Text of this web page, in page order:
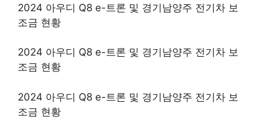
2024 아우디 Q8 e-트론 및 경기남양주 전기차 보
조금 현황
2024 아우디 Q8 e-트론 및 경기남양주 전기차 보
조금 현황
2024 아우디 Q8 e-트론 및 경기남양주 전기차 보
조금 현황